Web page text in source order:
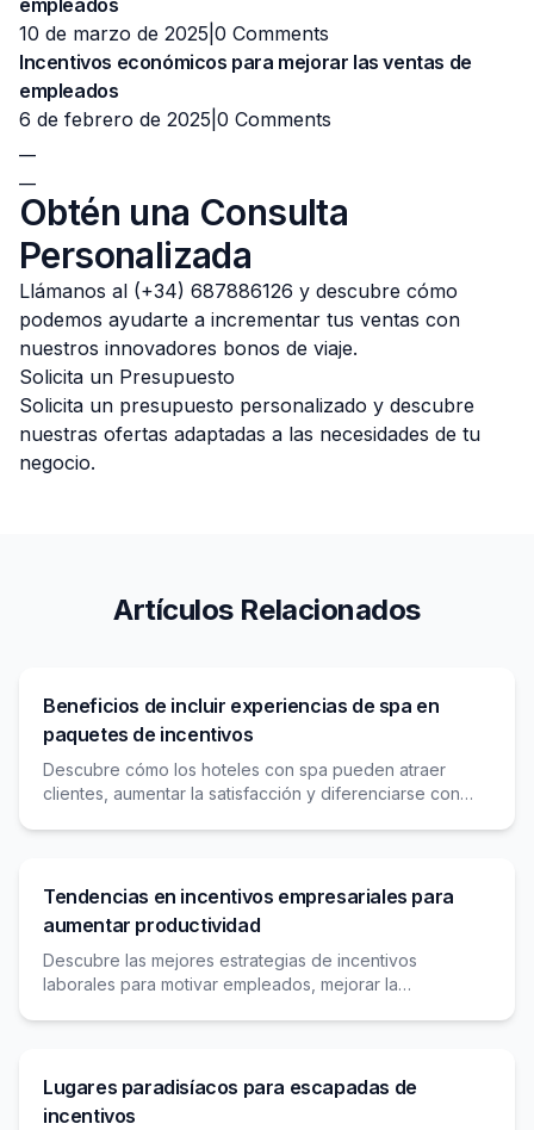
empleados
10 de marzo de 2025| 0 Comments
Incentivos económicos para mejorar las ventas de
empleados
6 de febrero de 2025| 0 Comments
Obtén una Consulta
Personalizada
Llámanos al (+34) 687886126 y descubre cómo
podemos ayudarte a incrementar tus ventas con
nuestros innovadores bonos de viaje.
Solicita un Presupuesto
Solicita un presupuesto personalizado y descubre
nuestras ofertas adaptadas a las necesidades de tu
negocio.
Artículos Relacionados
Beneficios de incluir experiencias de spa en
paquetes de incentivos
Descubre cómo los hoteles con spa pueden atraer
clientes, aumentar la satisfacción y diferenciarse con
Tendencias en incentivos empresariales para
aumentar productividad
Descubre las mejores estrategias de incentivos
laborales para motivar empleados, mejorar la
Lugares paradisíacos para escapadas de
incentivos